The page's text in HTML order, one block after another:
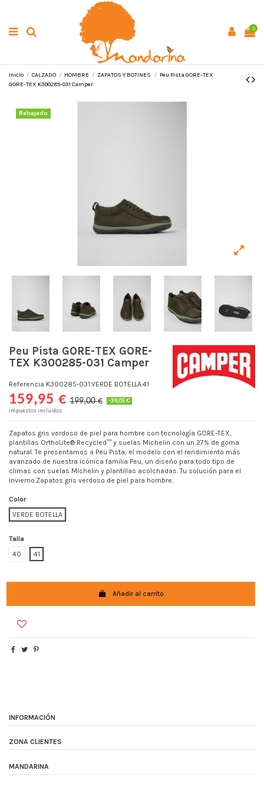
0
Inicio CALZADO HOMBRE ZAPATOS Y BOTINES
Peu Pista GORE-TEX
GORE-TEX K300285-031 Camper
Rebajado
Peu Pista GORE-TEX GORE-
TEX K300285-031 Camper
Referencia K300285-031.VERDE BOTELLA.41
159,95 € 199,00 € -39,05 €
Impuestos incluidos
Zapatos gris verdoso de piel para hombre con tecnología GORE-TEX,
plantillas OrthoLite® Recycled™ y suelas Michelin con un 27% de goma
natural. Te presentamos a Peu Pista, el modelo con el rendimiento más
avanzado de nuestra icónica familia Peu, un diseño para todo tipo de
climas con suelas Michelin y plantillas acolchadas. Tu solución para el
invierno.Zapatos gris verdoso de piel para hombre.
Color
VERDE BOTELLA
Talla
40
41
Añadir al carrito
INFORMACIÓN
ZONA CLIENTES
MANDARINA